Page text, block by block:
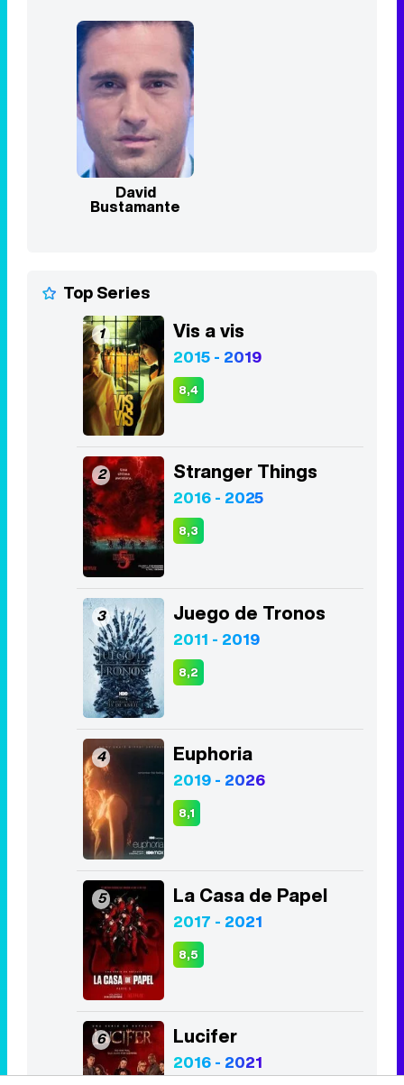
David
Bustamante
Top Series
1 Vis a vis
2015 - 2019
8,4
2 Stranger Things
2016 - 2025
8,3
3 Juego de Tronos
2011 - 2019
8,2
4 Euphoria
2019 - 2026
8,1
5 La Casa de Papel
2017 - 2021
8,5
6 Lucifer
2016 - 2021